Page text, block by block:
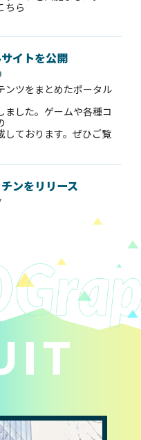
フィス移転しまし
台本社オフィスを
、
にて、
移転いたしました！
年も求人強化中で
ちら
イトを公開
ンツをまとめたポータル
ました。ゲームや各種コ
しております。ぜひご覧
ンをリリース
ゲーム「連打キッチン」
ティア～をリリース
でリリース
ら
タイトルリリース